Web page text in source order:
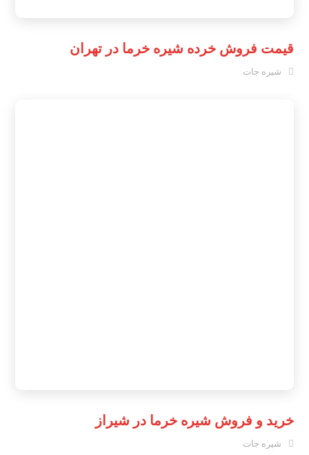
قیمت فروش خرده شیره خرما در تهران
شیره جات
خرید و فروش شیره خرما در شیراز
شیره جات